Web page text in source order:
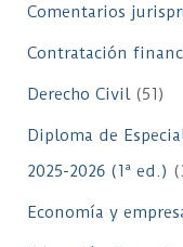
Comentarios
Contratación
Derecho Civil(51)
Diploma de
2025-2026 (1ª ed.)
Economía y